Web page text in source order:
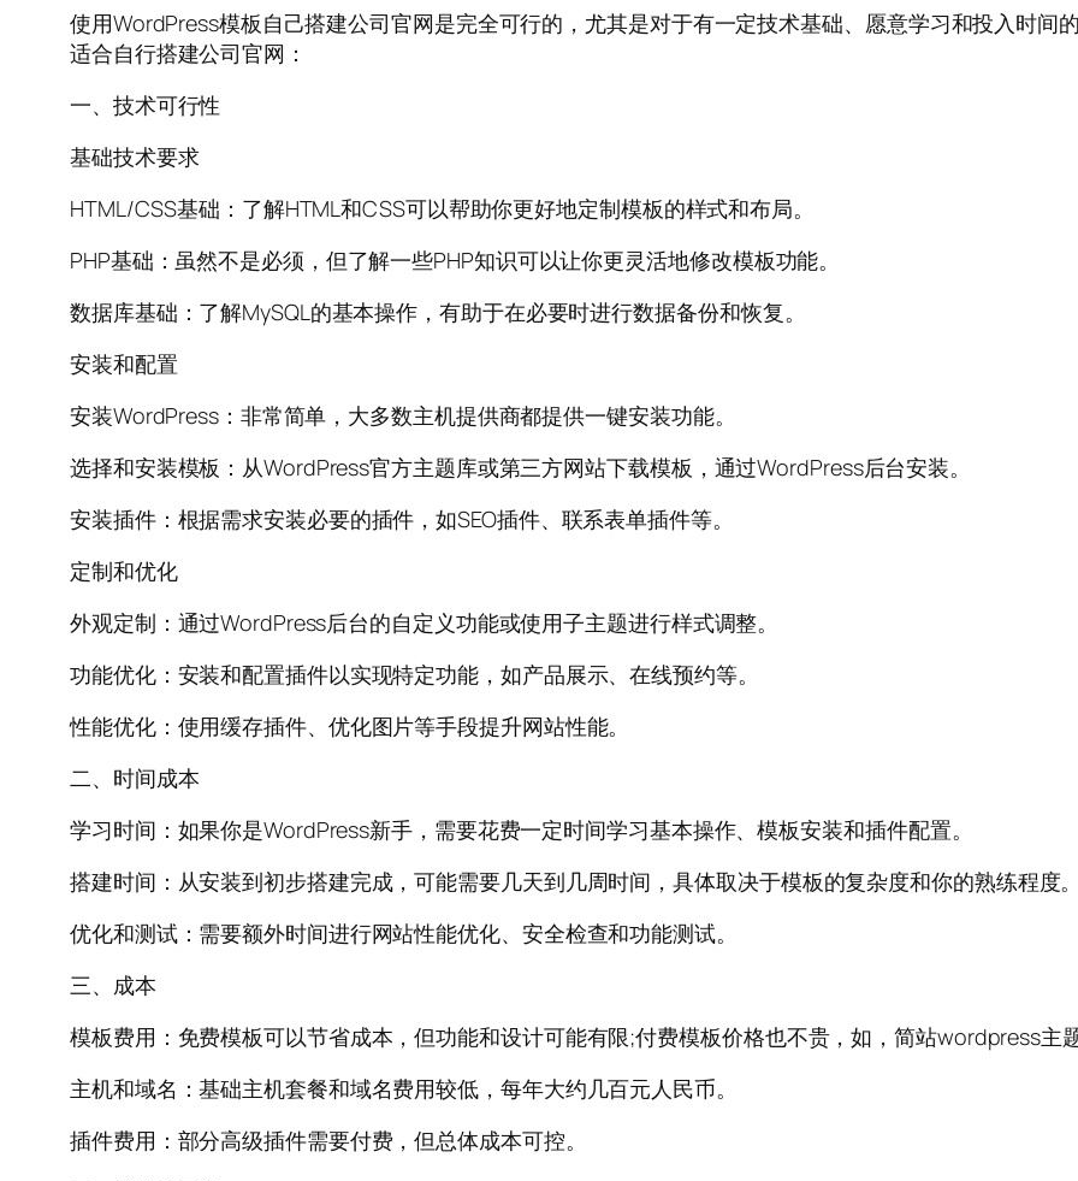
使用WordPress模板自己搭建公司官网是完全可行的，尤其是对于有一定技术基础、愿意学习和投入时间
适合自行搭建公司官网：
一、技术可行性
基础技术要求
HTML/CSS基础：了解HTML和CSS可以帮助你更好地定制模板的样式和布局。
PHP基础：虽然不是必须，但了解一些PHP知识可以让你更灵活地修改模板功能。
数据库基础：了解MySQL的基本操作，有助于在必要时进行数据备份和恢复。
安装和配置
安装WordPress：非常简单，大多数主机提供商都提供一键安装功能。
选择和安装模板：从WordPress官方主题库或第三方网站下载模板，通过WordPress后台安装。
安装插件：根据需求安装必要的插件，如SEO插件、联系表单插件等。
定制和优化
外观定制：通过WordPress后台的自定义功能或使用子主题进行样式调整。
功能优化：安装和配置插件以实现特定功能，如产品展示、在线预约等。
性能优化：使用缓存插件、优化图片等手段提升网站性能。
二、时间成本
学习时间：如果你是WordPress新手，需要花费一定时间学习基本操作、模板安装和插件配置。
搭建时间：从安装到初步搭建完成，可能需要几天到几周时间，具体取决于模板的复杂度和你的熟练程度。
优化和测试：需要额外时间进行网站性能优化、安全检查和功能测试。
三、成本
模板费用：免费模板可以节省成本，但功能和设计可能有限;付费模板价格也不贵，如，简站wordpress主
主机和域名：基础主机套餐和域名费用较低，每年大约几百元人民币。
插件费用：部分高级插件需要付费，但总体成本可控。